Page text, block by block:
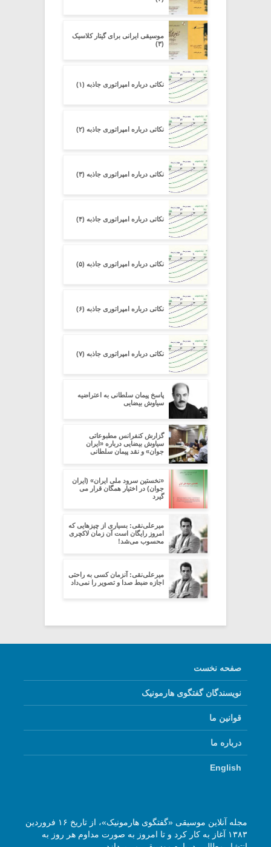
موسیقی ایرانی برای گیتار کلاسیک
(۳)
نکاتی درباره امپراتوری جاذبه (۱)
نکاتی درباره امپراتوری جاذبه (۲)
نکاتی درباره امپراتوری جاذبه (۳)
نکاتی درباره امپراتوری جاذبه (۴)
نکاتی درباره امپراتوری جاذبه (۵)
نکاتی درباره امپراتوری جاذبه (۶)
نکاتی درباره امپراتوری جاذبه (۷)
پاسخ پیمان سلطانی به اعتراضیه
سیاوش بیضایی
گزارش کنفرانس مطبوعاتی
سیاوش بیضایی درباره «ایران
جوان» و نقد پیمان سلطانی
«نخستین سرود ملی ایران» (ایران
جوان) در اختیار همگان قرار می
گیرد
میرعلی‌نقی: بسیاری از چیزهایی که
امروز رایگان است آن زمان لاکچری
محسوب می‌شد!
میرعلی‌نقی: آنزمان کسی به راحتی
اجازه ضبط صدا و تصویر را نمی‌داد
صفحه نخست
نویسندگان گفتگوی هارمونیک
قوانین ما
درباره ما
English
مجله آنلاین موسیقی «گفتگوی هارمونیک»، از تاریخ ۱۶ فروردین
۱۳۸۳ آغاز به کار کرد و تا امروز به صورت مداوم هر روز به